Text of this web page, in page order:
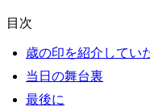
目次
歳の印を紹介してい
当日の舞台裏
最後に